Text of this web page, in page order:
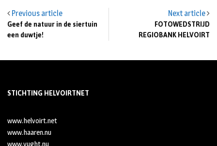
Previous article
Geef de natuur in de siertuin
een duwtje!
Next article
FOTOWEDSTRIJD
REGIOBANK HELVOIRT
STICHTING HELVOIRTNET
www.helvoirt.net
www.haaren.nu
www.vught.nu